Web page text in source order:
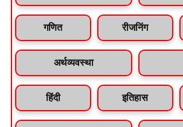
गणित रीजनिंग
अर्थव्यवस्था
हिंदी इतिहास